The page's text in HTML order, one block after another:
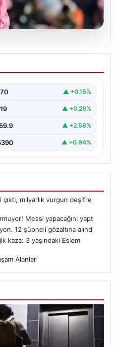
da durmuyor!
▲ +0.15%
▲ +0.29%
▲ +2.58%
▲ +0.94%
milyarlık vurgun deşifre
Messi yapacağını yaptı
12 şüpheli gözaltına alındı
kaza: 3 yaşındaki Eslem
Alanları